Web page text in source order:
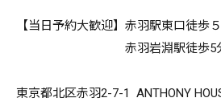
【当日予約大歓迎】赤羽駅東口徒歩
赤羽岩淵駅徒歩5
東京都北区赤羽2-7-1 ANTHONY